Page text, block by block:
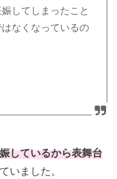
してしまったこと
なくなっているの
しているから表舞台
いました。